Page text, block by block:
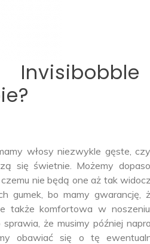
włosy niezwykle gęste,
się świetnie. Możemy
nie będą one aż tak
gumek, bo mamy
także komfortowa w
że musimy później
obawiać się o tę